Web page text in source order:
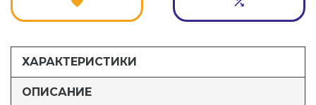
ХАРАКТЕРИСТИКИ
ОПИСАНИЕ